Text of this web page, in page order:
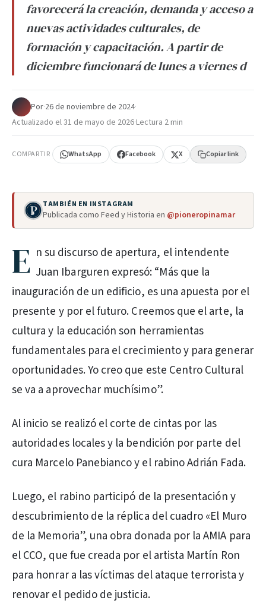
favorecerá la creación, demanda y acceso a
nuevas actividades culturales, de
formación y capacitación. A partir de
diciembre funcionará de lunes a viernes d
Por·26 de noviembre de 2024·
Actualizado el31 de mayo de 2026·Lectura 2 min
COMPARTIR WhatsApp Facebook X Copiar link
TAMBIÉN EN INSTAGRAM
Publicada como Feed y Historia en @pioneropinamar
E n su discurso de apertura, el intendente
Juan Ibarguren expresó: “Más que la
inauguración de un edificio, es una apuesta por el
presente y por el futuro. Creemos que el arte, la
cultura y la educación son herramientas
fundamentales para el crecimiento y para generar
oportunidades. Yo creo que este Centro Cultural
se va a aprovechar muchísimo”.
Al inicio se realizó el corte de cintas por las
autoridades locales y la bendición por parte del
cura Marcelo Panebianco y el rabino Adrián Fada.
Luego, el rabino participó de la presentación y
descubrimiento de la réplica del cuadro «El Muro
de la Memoria”, una obra donada por la AMIA para
el CCO, que fue creada por el artista Martín Ron
para honrar a las víctimas del ataque terrorista y
renovar el pedido de justicia.